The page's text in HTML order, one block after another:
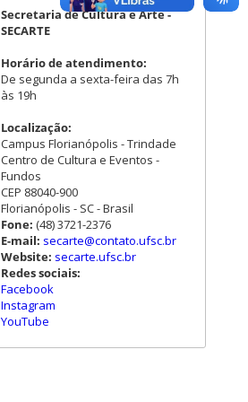
Secretaria de Cultura e Arte -
SECARTE
Horário de atendimento:
De segunda a sexta-feira das 7h
às 19h
Localização:
Campus Florianópolis - Trindade
Centro de Cultura e Eventos -
Fundos
CEP 88040-900
Florianópolis - SC - Brasil
Fone: (48) 3721-2376
E-mail: secarte@contato.ufsc.br
Website: secarte.ufsc.br
Redes sociais:
Facebook
Instagram
YouTube